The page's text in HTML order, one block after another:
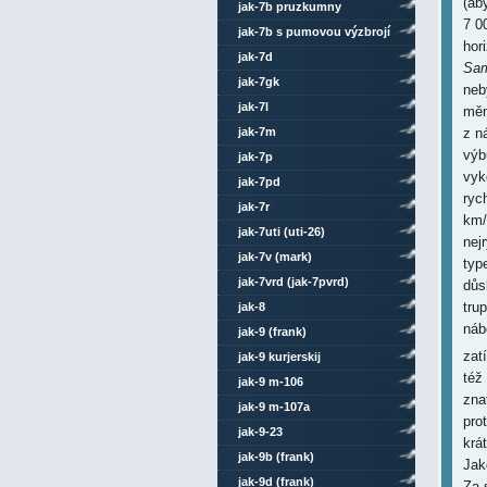
7
z
též
jak-7b pruzkumny
jak-7b s pumovou výzbrojí
jak-7d
jak-7gk
jak-7l
jak-7m
jak-7p
jak-7pd
jak-7r
jak-7uti (uti-26)
jak-7v (mark)
jak-7vrd (jak-7pvrd)
jak-8
jak-9 (frank)
jak-9 kurjerskij
jak-9 m-106
jak-9 m-107a
jak-9-23
jak-9b (frank)
jak-9d (frank)